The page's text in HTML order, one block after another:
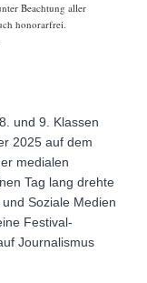
Beachtung aller
honorarfrei.
und 9. Klassen
2025 auf dem
medialen
Tag lang drehte
Soziale Medien
Festival-
Journalismus